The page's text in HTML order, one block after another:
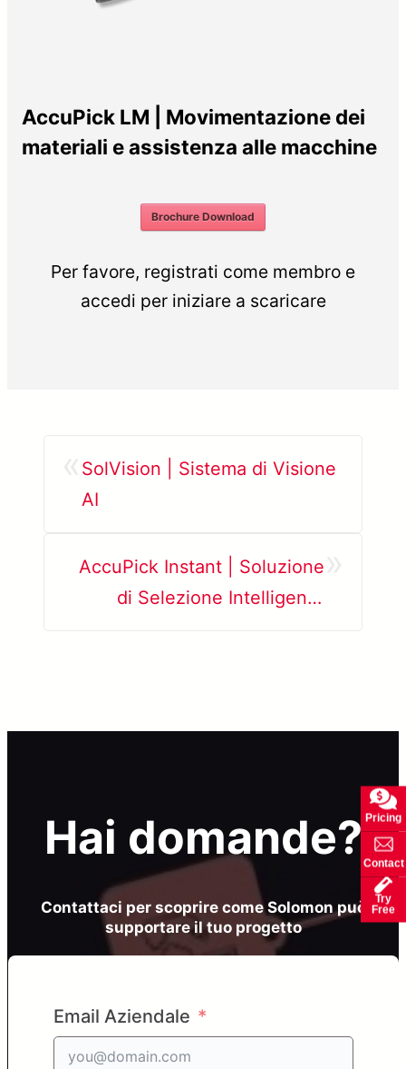
AccuPick LM | Movimentazione dei
materiali e assistenza alle macchine
Brochure Download
Per favore, registrati come membro e
accedi per iniziare a scaricare
SolVision | Sistema di Visione
AI
AccuPick Instant | Soluzione
di Selezione Intelligente
Pricing
Contact
Try
Free
Hai domande?
Contattaci per scoprire come Solomon può
supportare il tuo progetto
Email Aziendale